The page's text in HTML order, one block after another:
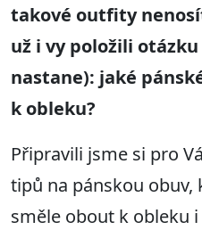
takové outfity
už i vy položili
nastane): jaké
k obleku?
Připravili jsme si pro
tipů na pánskou obuv,
směle obout k obleku